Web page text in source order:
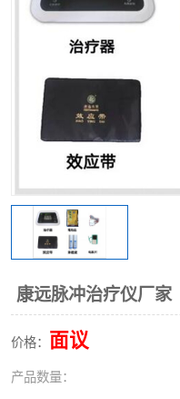
康远脉冲治疗仪厂家
价格： 面议
产品数量：